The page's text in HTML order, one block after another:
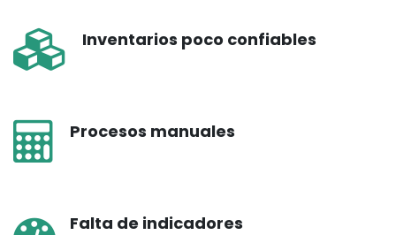
Inventarios poco confiables
Procesos manuales
Falta de indicadores